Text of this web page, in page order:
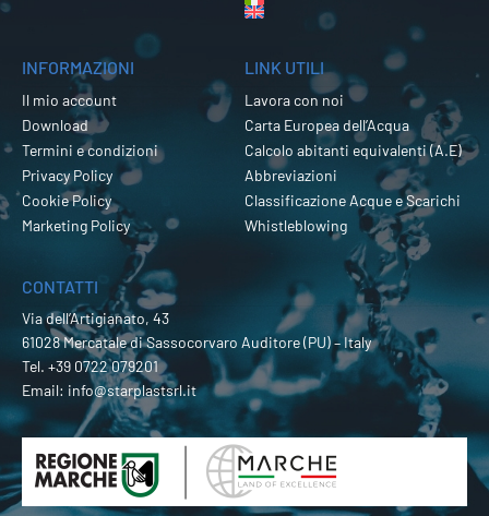
INFORMAZIONI
Il mio account
Download
Termini e condizioni
Privacy Policy
Cookie Policy
Marketing Policy
LINK UTILI
Lavora con noi
Carta Europea dell’Acqua
Calcolo abitanti equivalenti (A.E)
Abbreviazioni
Classificazione Acque e Scarichi
Whistleblowing
CONTATTI
Via dell’Artigianato, 43
61028 Mercatale di Sassocorvaro Auditore (PU) – Italy
Tel. +39 0722 079201
Email: info@starplastsrl.it